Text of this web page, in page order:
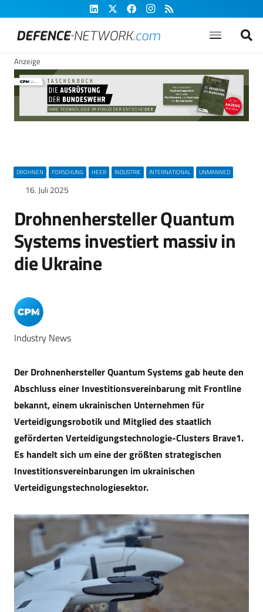
Anzeige
DROHNEN FORSCHUNG HEER INDUSTRIE INTERNATIONAL UNMANNED
16. Juli 2025
Drohnenhersteller Quantum
Systems investiert massiv in
die Ukraine
Industry News
Der Drohnenhersteller Quantum Systems gab heute den
Abschluss einer Investitionsvereinbarung mit Frontline
bekannt, einem ukrainischen Unternehmen für
Verteidigungsrobotik und Mitglied des staatlich
geförderten Verteidigungstechnologie-Clusters Brave1.
Es handelt sich um eine der größten strategischen
Investitionsvereinbarungen im ukrainischen
Verteidigungstechnologiesektor.